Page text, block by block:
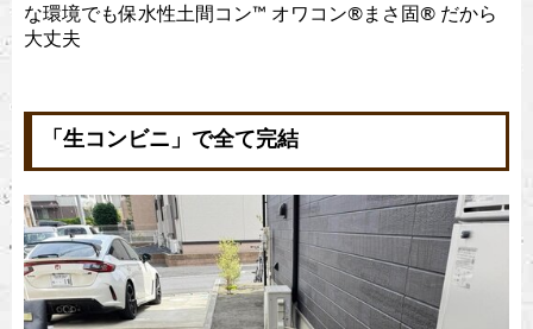
な環境でも保水性土間コン™︎ オワコン®︎まさ固®︎ だから
大丈夫
「生コンビニ」で全て完結